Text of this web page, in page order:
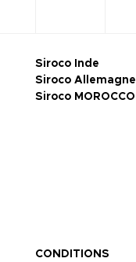
Siroco Inde
Siroco Allemagne
Siroco MOROCCO
CONDITIONS